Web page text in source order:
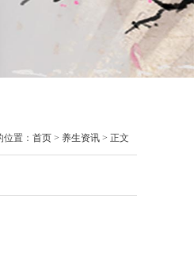
置： 首页 > 养生资讯 > 正文